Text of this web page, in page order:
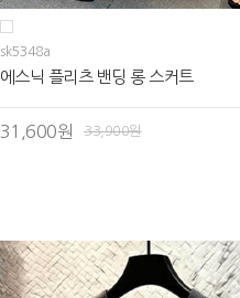
sk5348a
에스닉 플리츠 밴딩 롱 스커트
31,600원 33,900원